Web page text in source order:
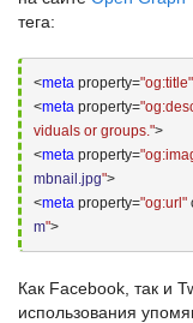
тега:
<meta property="og:title"
<meta property=
viduals or groups.">
<meta property=
mbnail.jpg">
<meta property="og:url"
m">
Как Facebook , так и
использования